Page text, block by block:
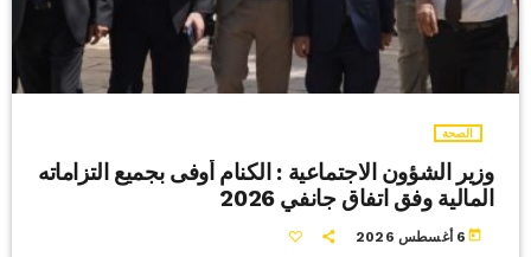
الصحة
وزير الشؤون الاجتماعية : الكنام أوفى بجميع التزاماته
المالية وفق اتفاق جانفي 2026
today 6 أغسطس 2026